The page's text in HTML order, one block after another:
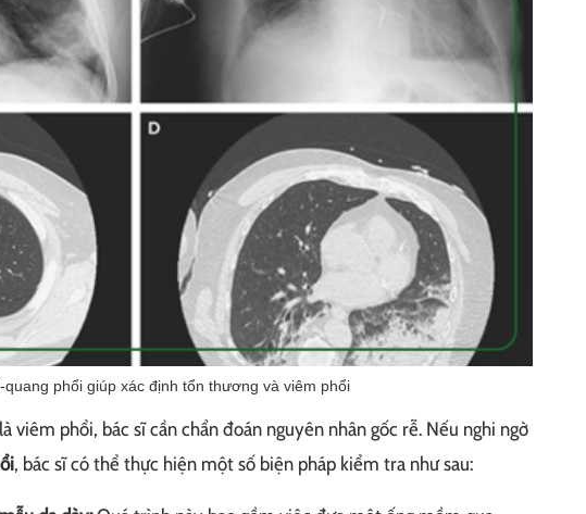
quang phổi giúp xác định tổn thương và viêm phổi
viêm phổi, bác sĩ cần chẩn đoán nguyên nhân gốc rễ. Nếu nghi ngờ
, bác sĩ có thể thực hiện một số biện pháp kiểm tra như sau: